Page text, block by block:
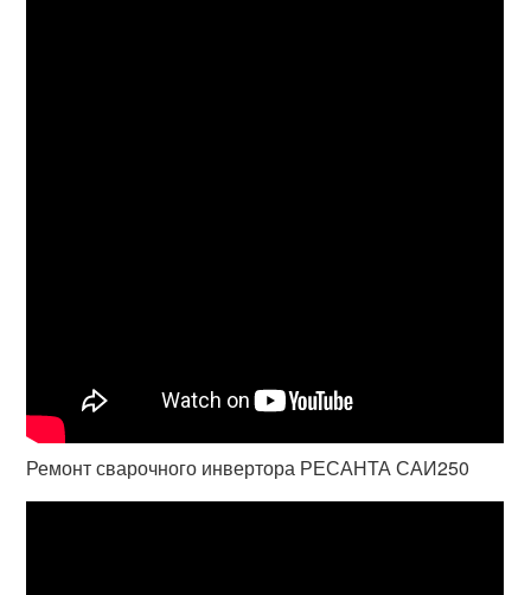
Ремонт сварочного инвертора РЕСАНТА САИ250